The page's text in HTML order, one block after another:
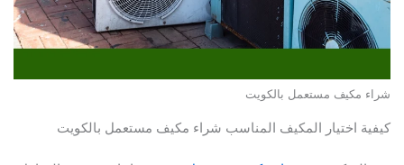
شراء مكيف مستعمل بالكويت
كيفية اختيار المكيف المناسب شراء مكيف مستعمل بالكويت